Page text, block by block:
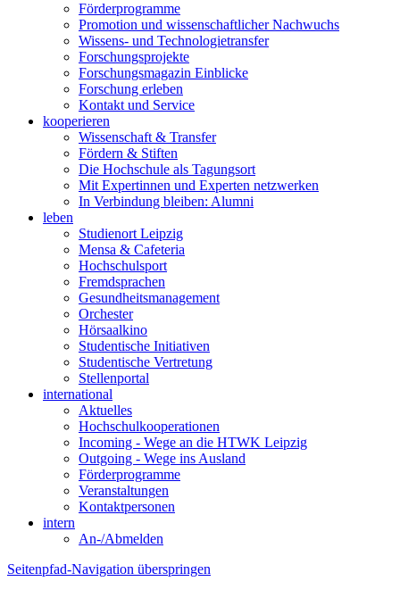
Förderprogramme
Promotion und wissenschaftlicher Nachwuchs
Wissens- und Technologietransfer
Forschungsprojekte
Forschungsmagazin Einblicke
Forschung erleben
Kontakt und Service
kooperieren
Wissenschaft & Transfer
Fördern & Stiften
Die Hochschule als Tagungsort
Mit Expertinnen und Experten netzwerken
In Verbindung bleiben: Alumni
leben
Studienort Leipzig
Mensa & Cafeteria
Hochschulsport
Fremdsprachen
Gesundheitsmanagement
Orchester
Hörsaalkino
Studentische Initiativen
Studentische Vertretung
Stellenportal
international
Aktuelles
Hochschulkooperationen
Incoming - Wege an die HTWK Leipzig
Outgoing - Wege ins Ausland
Förderprogramme
Veranstaltungen
Kontaktpersonen
intern
An-/Abmelden
Seitenpfad-Navigation überspringen